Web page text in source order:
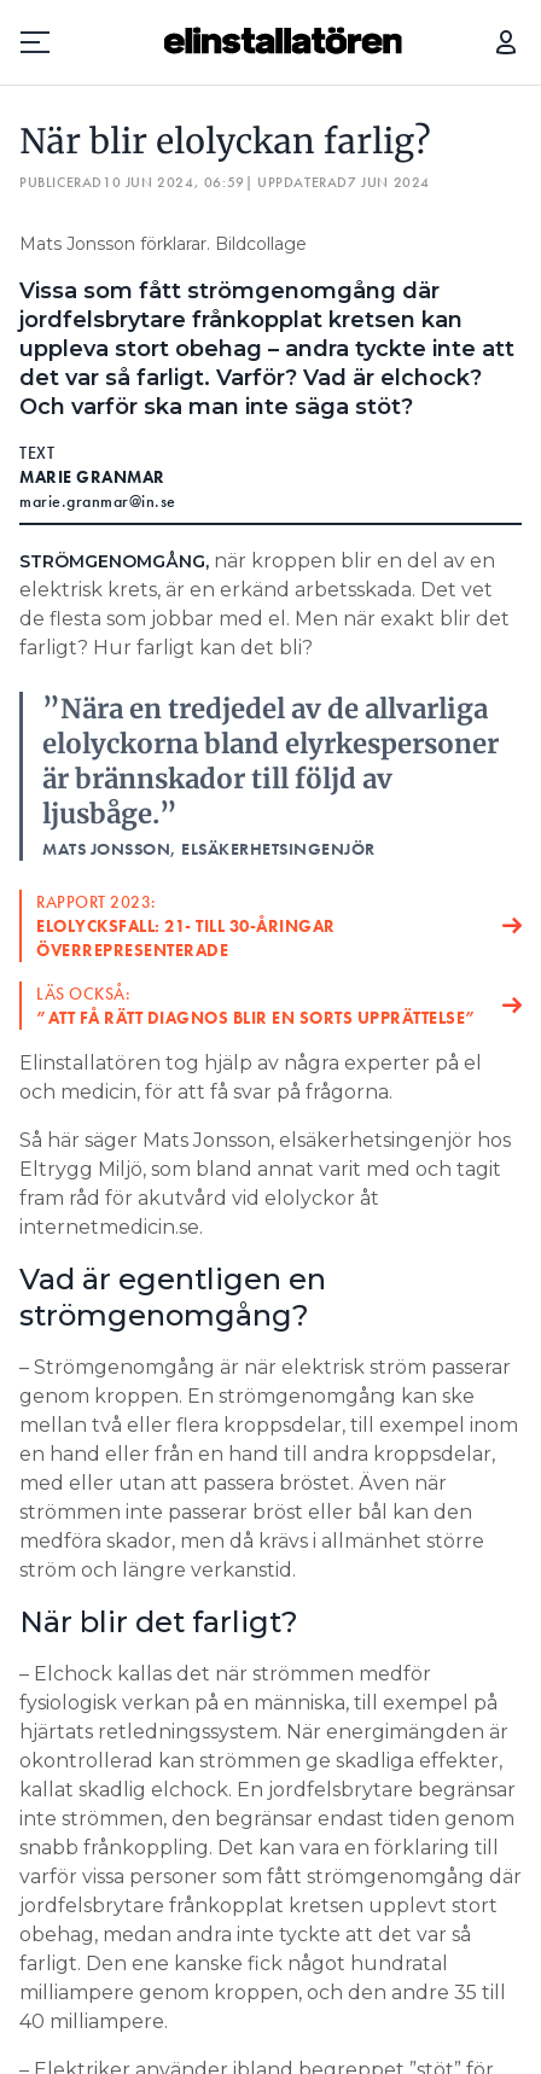
Prenumerera
Hantera prenumeration
Lediga jobb
Annonsera
Läs E-tidningen
Om tidningen
Kontakt
Personuppgifter
Search for:
När blir elolyckan farlig?
PUBLICERAD 10 JUN 2024, 06:59 | UPPDATERAD7 JUN 2024
Mats Jonsson förklarar. Bildcollage
Vissa som fått strömgenomgång där
jordfelsbrytare frånkopplat kretsen kan
uppleva stort obehag – andra tyckte inte att
det var så farligt. Varför? Vad är elchock?
Och varför ska man inte säga stöt?
TEXT
MARIE GRANMAR
marie.granmar@in.se
STRÖMGENOMGÅNG, när kroppen blir en del av en
elektrisk krets, är en erkänd arbetsskada. Det vet
de flesta som jobbar med el. Men när exakt blir det
farligt? Hur farligt kan det bli?
”Nära en tredjedel av de allvarliga
elolyckorna bland elyrkespersoner
är brännskador till följd av
ljusbåge.”
MATS JONSSON, ELSÄKERHETSINGENJÖR
RAPPORT 2023:
ELOLYCKSFALL: 21- TILL 30-ÅRINGAR
ÖVERREPRESENTERADE
LÄS OCKSÅ:
”ATT FÅ RÄTT DIAGNOS BLIR EN SORTS UPPRÄTTELSE”
Elinstallatören tog hjälp av några experter på el
och medicin, för att få svar på frågorna.
Så här säger Mats Jonsson, elsäkerhetsingenjör hos
Eltrygg Miljö, som bland annat varit med och tagit
fram råd för akutvård vid elolyckor åt
internetmedicin.se.
Vad är egentligen en
strömgenomgång?
– Strömgenomgång är när elektrisk ström passerar
genom kroppen. En strömgenomgång kan ske
mellan två eller flera kroppsdelar, till exempel inom
en hand eller från en hand till andra kroppsdelar,
med eller utan att passera bröstet. Även när
strömmen inte passerar bröst eller bål kan den
medföra skador, men då krävs i allmänhet större
ström och längre verkanstid.
När blir det farligt?
– Elchock kallas det när strömmen medför
fysiologisk verkan på en människa, till exempel på
hjärtats retledningssystem. När energimängden är
okontrollerad kan strömmen ge skadliga effekter,
kallat skadlig elchock. En jordfelsbrytare begränsar
inte strömmen, den begränsar endast tiden genom
snabb frånkoppling. Det kan vara en förklaring till
varför vissa personer som fått strömgenomgång där
jordfelsbrytare frånkopplat kretsen upplevt stort
obehag, medan andra inte tyckte att det var så
farligt. Den ene kanske fick något hundratal
milliampere genom kroppen, och den andre 35 till
40 milliampere.
NÄR BLIR ELOLYCKAN FARLIG?